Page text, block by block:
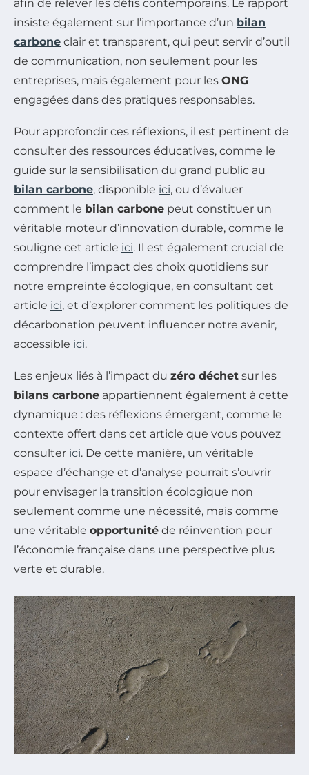
afin de relever les défis contemporains. Le rapport
insiste également sur l’importance d’un bilan
carbone clair et transparent, qui peut servir d’outil
de communication, non seulement pour les
entreprises, mais également pour les ONG
engagées dans des pratiques responsables.
Pour approfondir ces réflexions, il est pertinent de
consulter des ressources éducatives, comme le
guide sur la sensibilisation du grand public au
bilan carbone, disponible ici, ou d’évaluer
comment le bilan carbone peut constituer un
véritable moteur d’innovation durable, comme le
souligne cet article ici. Il est également crucial de
comprendre l’impact des choix quotidiens sur
notre empreinte écologique, en consultant cet
article ici, et d’explorer comment les politiques de
décarbonation peuvent influencer notre avenir,
accessible ici.
Les enjeux liés à l’impact du zéro déchet sur les
bilans carbone appartiennent également à cette
dynamique : des réflexions émergent, comme le
contexte offert dans cet article que vous pouvez
consulter ici. De cette manière, un véritable
espace d’échange et d’analyse pourrait s’ouvrir
pour envisager la transition écologique non
seulement comme une nécessité, mais comme
une véritable opportunité de réinvention pour
l’économie française dans une perspective plus
verte et durable.